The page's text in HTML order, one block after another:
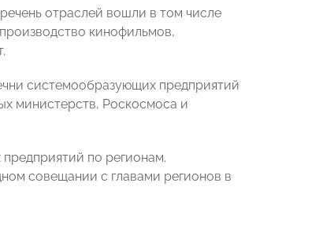
отраслей вошли в том числе
кинофильмов,
системообразующих предприятий
министерств, Роскосмоса и
по регионам.
совещании с главами регионов в